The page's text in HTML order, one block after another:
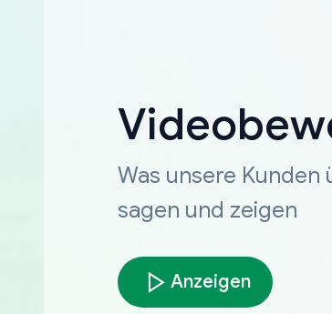
Was unsere Kunden
sagen und zeigen
Anzeigen